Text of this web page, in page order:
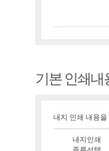
기본 인쇄내
내지 인쇄 내용
내지인쇄